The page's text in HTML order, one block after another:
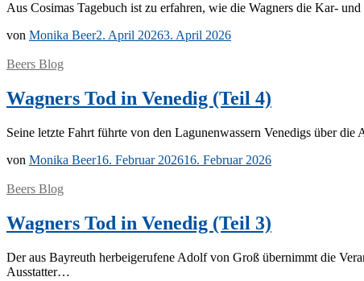
Aus Co­si­mas Ta­ge­buch ist zu er­fah­ren, wie die Wag­ners die Kar-
von Monika Beer2. April 20263. April 2026
Beers Blog
Wagners Tod in Venedig (Teil 4)
Sei­ne letz­te Fahrt führ­te von den La­gu­nen­was­sern Ve­ne­digs über
von Monika Beer16. Februar 202616. Februar 2026
Beers Blog
Wagners Tod in Venedig (Teil 3)
Der aus Bay­reuth her­bei­ge­ru­fe­ne Adolf von Groß über­nimmt die
Ausstatter…